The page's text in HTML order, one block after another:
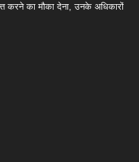
करने का मौका देना, उनके अधिकारों